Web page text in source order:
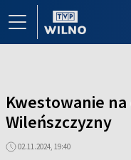
Kwestowanie
Wileńszczyzny
02.11.2024, 19:40